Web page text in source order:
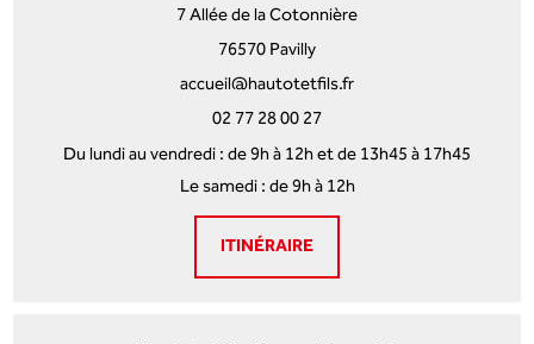
7 Allée de la Cotonnière
76570 Pavilly
accueil@hautotetfils.fr
02 77 28 00 27
Du lundi au vendredi : de 9h à 12h et de 13h45 à 17h45
Le samedi : de 9h à 12h
ITINÉRAIRE